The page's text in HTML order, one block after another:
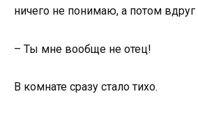
ничего не понимаю, а потом вдруг
– Ты мне вообще не отец!
В комнате сразу стало тихо.